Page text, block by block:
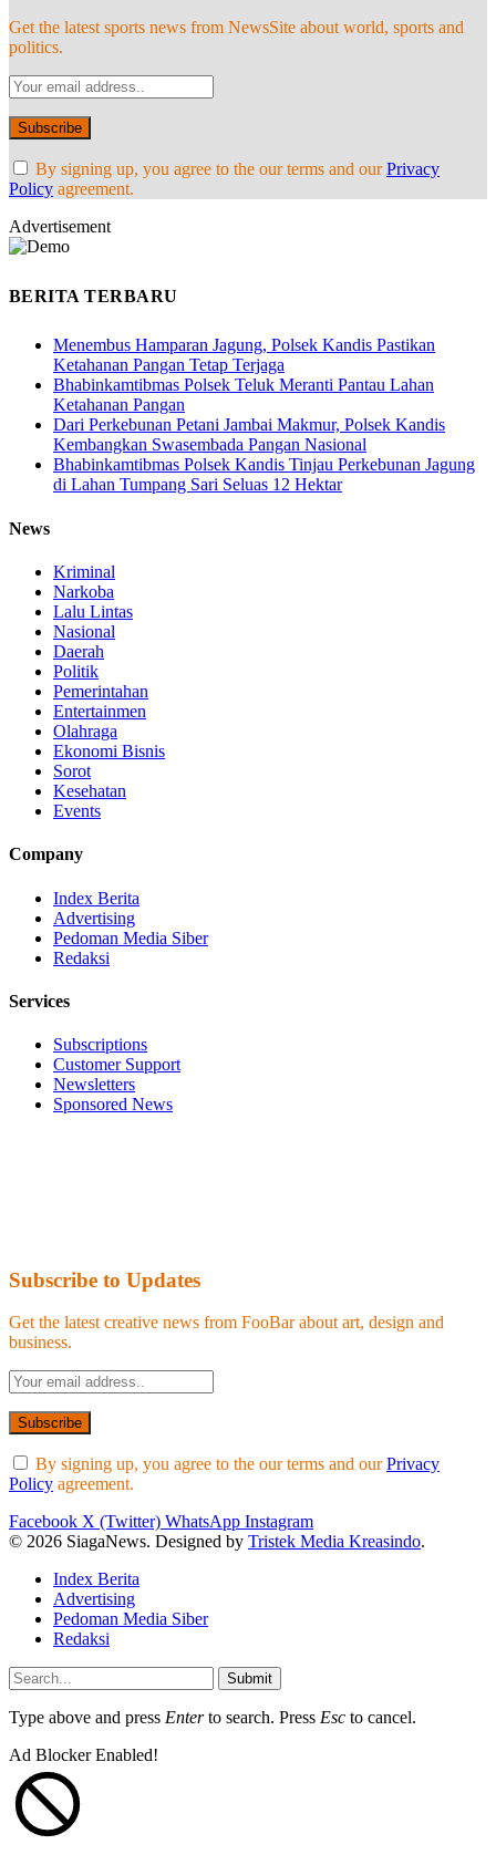
Get the latest sports news from NewsSite about world, sports and
politics.
By signing up, you agree to the our terms and ourPrivacy
Policy agreement.
Advertisement
BERITA TERBARU
Menembus Hamparan Jagung, Polsek Kandis Pastikan
Ketahanan Pangan Tetap Terjaga
Bhabinkamtibmas Polsek Teluk Meranti Pantau Lahan
Ketahanan Pangan
Dari Perkebunan Petani Jambai Makmur, Polsek Kandis
Kembangkan Swasembada Pangan Nasional
Bhabinkamtibmas Polsek Kandis Tinjau Perkebunan Jagung
di Lahan Tumpang Sari Seluas 12 Hektar
News
Kriminal
Narkoba
Lalu Lintas
Nasional
Daerah
Politik
Pemerintahan
Entertainmen
Olahraga
Ekonomi Bisnis
Sorot
Kesehatan
Events
Company
Index Berita
Advertising
Pedoman Media Siber
Redaksi
Services
Subscriptions
Customer Support
Newsletters
Sponsored News
Subscribe to Updates
Get the latest creative news from FooBar about art, design and
business.
By signing up, you agree to the our terms and ourPrivacy
Policy agreement.
Facebook X (Twitter) WhatsApp Instagram
© 2026 SiagaNews. Designed by Tristek Media Kreasindo.
Index Berita
Advertising
Pedoman Media Siber
Redaksi
Submit
Type above and press Enterto search. Press Esc to cancel.
Ad Blocker Enabled!